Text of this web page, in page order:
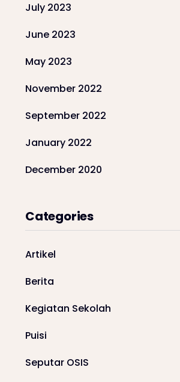
July 2023
June 2023
May 2023
November 2022
September 2022
January 2022
December 2020
Categories
Artikel
Berita
Kegiatan Sekolah
Puisi
Seputar OSIS